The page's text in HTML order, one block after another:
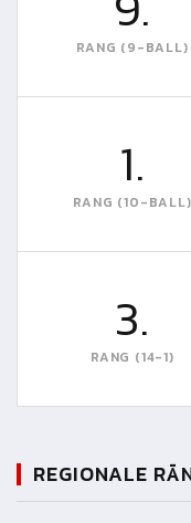
RANG (9-BALL)
1.
RANG (10-BALL)
3.
RANG (14-1)
REGIONALE